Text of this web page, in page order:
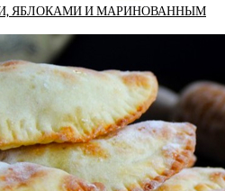
ЯБЛОКАМИ И МАРИНОВАННЫМ